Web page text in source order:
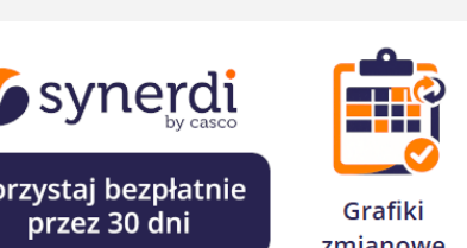
dla Kas Zapomogowo-Pożyczkowych